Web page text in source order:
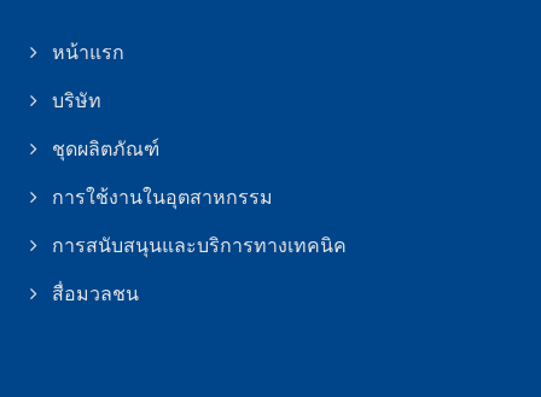
หน้าแรก
บริษัท
ชุดผลิตภัณฑ์
การใช้งานในอุตสาหกรรม
การสนับสนุนและบริการทางเทคนิค
สื่อมวลชน